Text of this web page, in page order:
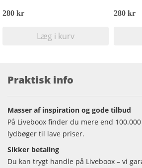
280 kr
Læg i kurv
280 kr
Praktisk info
Masser af inspiration og gode tilbud
På Liveboox finder du mere end
lydbøger til lave priser.
Sikker betaling
Du kan trygt handle på Liveboox – vi